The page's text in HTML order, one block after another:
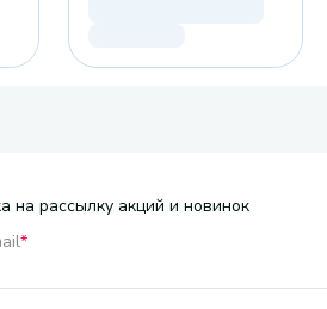
на рассылку акций и новинок
*